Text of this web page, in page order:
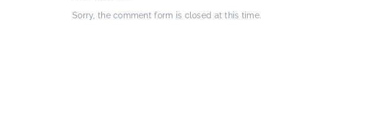
Sorry, the comment form is closed at this time.